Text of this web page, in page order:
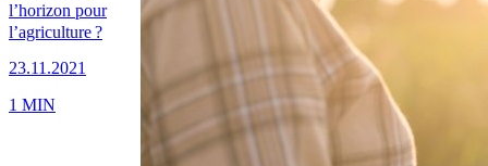
l’horizon pour
l’agriculture ?
23.11.2021
1 MIN